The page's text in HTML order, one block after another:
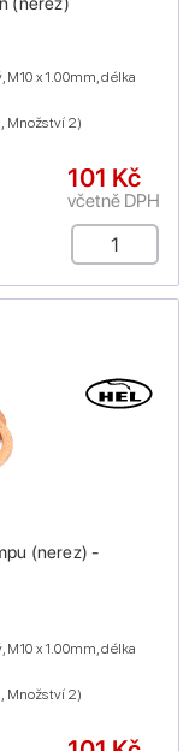
x 1.00mm, délka
Množství 2)
101 Kč
včetně DPH
(nerez) -
x 1.00mm, délka
Množství 2)